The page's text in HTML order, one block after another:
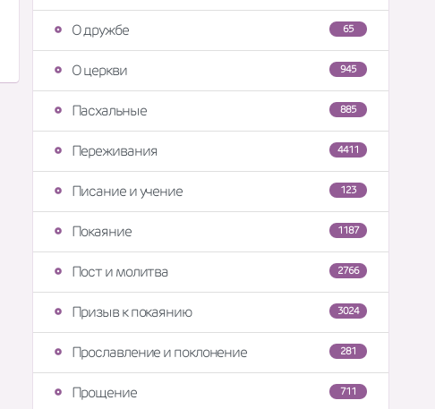
65
О дружбе
945
О церкви
885
Пасхальные
4411
Переживания
123
Писание и учение
1187
Покаяние
2766
Пост и молитва
3024
Призыв к покаянию
281
Прославление и поклонение
711
Прощение